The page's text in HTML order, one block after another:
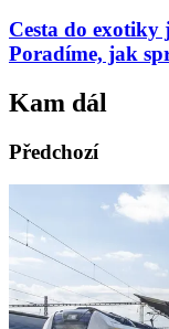
Cesta do exotiky
Poradíme, jak
Kam dál
Předchozí